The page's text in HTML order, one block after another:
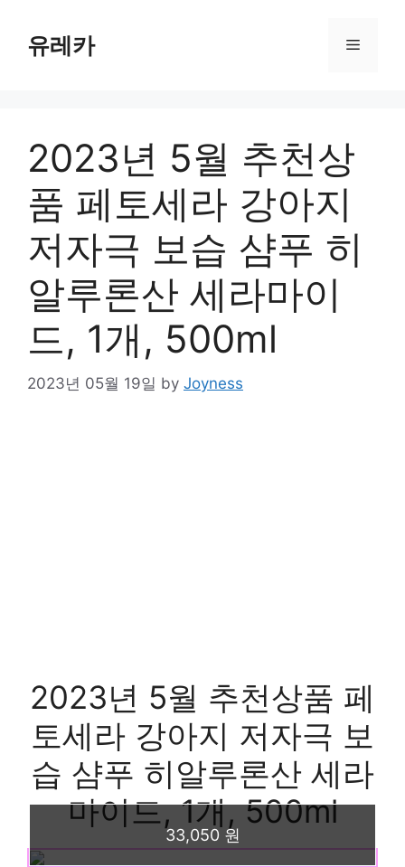
content유레카 Menu
2023년 5월 추천상
품 페토세라 강아지
저자극 보습 샴푸 히
알루론산 세라마이
드, 1개, 500ml
2023년 05월 19일 by Joyness
2023년 5월 추천상품 페
토세라 강아지 저자극 보
습 샴푸 히알루론산 세라
마이드, 1개, 500ml
33,050 원